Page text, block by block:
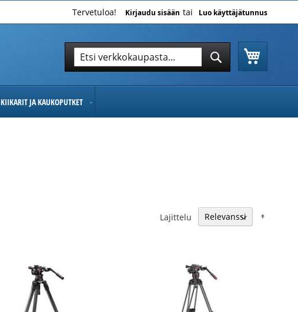
Tervetuloa! Kirjaudu sisään Luo käyttäjätunnus
Hae
KIIKARIT JA KAUKOPUTKET
Lajittelu